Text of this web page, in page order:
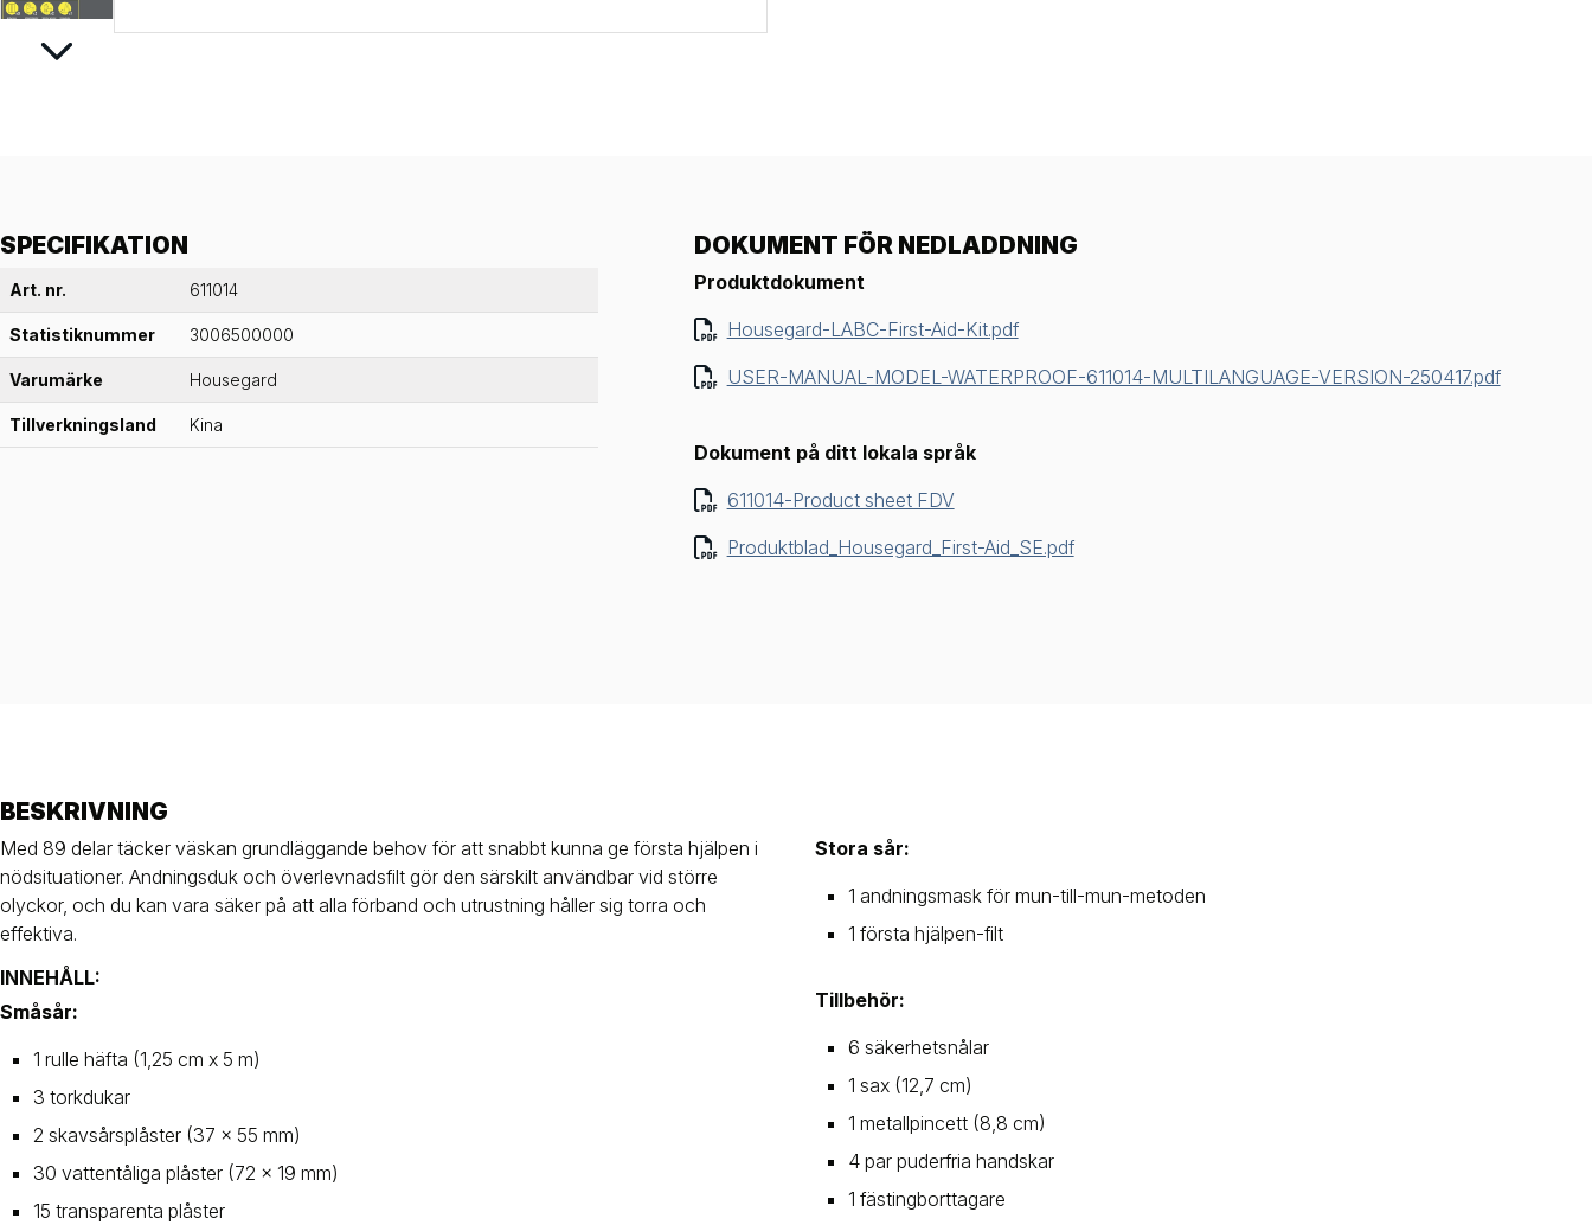
SPECIFIKATION
Art. nr. 611014
Statistiknummer 3006500000
Varumärke Housegard
Tillverkningsland Kina
DOKUMENT FÖR NEDLADDNING
Produktdokument
Housegard-LABC-First-Aid-Kit.pdf
USER-MANUAL-MODEL-WATERPROOF-611014-MULTILANGUAGE-VERSION-250417.pdf
Dokument på ditt lokala språk
611014-Product sheet FDV
Produktblad_Housegard_First-Aid_SE.pdf
BESKRIVNING
Med 89 delar täcker väskan grundläggande behov för att snabbt kunna ge första hjälpen i
nödsituationer. Andningsduk och överlevnadsfilt gör den särskilt användbar vid större
olyckor, och du kan vara säker på att alla förband och utrustning håller sig torra och
effektiva.
INNEHÅLL:
Småsår:
1 rulle häfta (1,25 cm x 5 m)
3 torkdukar
2 skavsårsplåster (37 x 55 mm)
30 vattentåliga plåster (72 x 19 mm)
15 transparenta plåster
Stora sår:
1 andningsmask för mun-till-mun-metoden
1 första hjälpen-filt
Tillbehör:
6 säkerhetsnålar
1 sax (12,7 cm)
1 metallpincett (8,8 cm)
4 par puderfria handskar
1 fästingborttagare